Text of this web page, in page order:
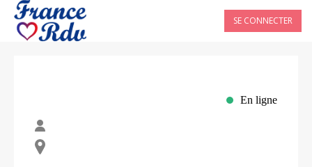
SE CONNECTER
En ligne